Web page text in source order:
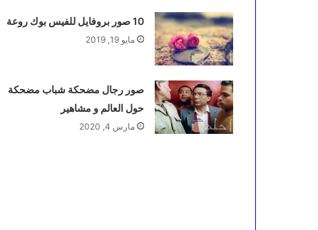
10 صور بروفايل للفيس بوك روعة
مايو 19, 2019
صور رجال مضحكة شباب مضحكة
حول العالم و مشاهير
مارس 4, 2020